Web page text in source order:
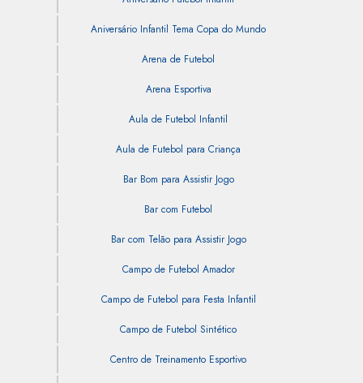
Aniversário Infantil Tema Copa do Mundo
Arena de Futebol
Arena Esportiva
Aula de Futebol Infantil
Aula de Futebol para Criança
Bar Bom para Assistir Jogo
Bar com Futebol
Bar com Telão para Assistir Jogo
Campo de Futebol Amador
Campo de Futebol para Festa Infantil
Campo de Futebol Sintético
Centro de Treinamento Esportivo